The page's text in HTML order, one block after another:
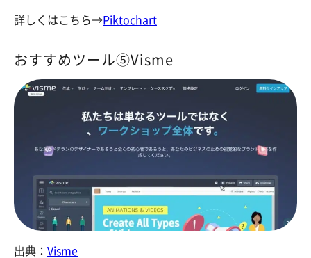
詳しくはこちら→ Piktochart
おすすめツール⑤Visme
出典： Visme